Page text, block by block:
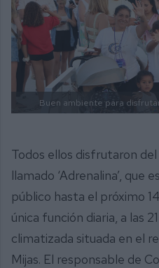
Buen ambiente para
Todos ellos disfrutaron
llamado ‘Adrenalina’, que
público hasta el próximo
única función diaria, a las
climatizada situada en el
Mijas. El responsable de